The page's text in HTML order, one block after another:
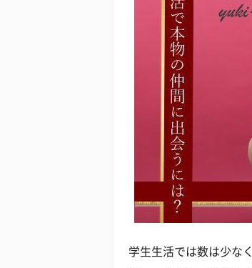
学生生活では数は少な